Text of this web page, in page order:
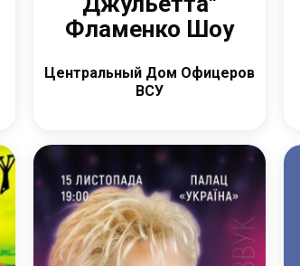
Фламенко Шоу
Центральный Дом Офицеров
ВСУ
Детальніше